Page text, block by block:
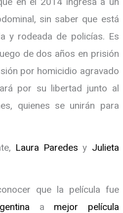
sin saber que está
y rodeada de policías. Es
de dos años en prisión
por homicidio agravado
por su libertad junto al
quienes se unirán para
Laura Paredes y Julieta
que la película fue
a mejor película